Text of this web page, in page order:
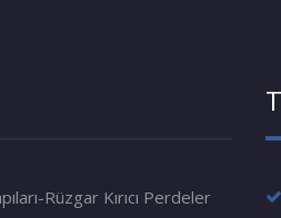
Rüzgar Kırıcı Perdeler